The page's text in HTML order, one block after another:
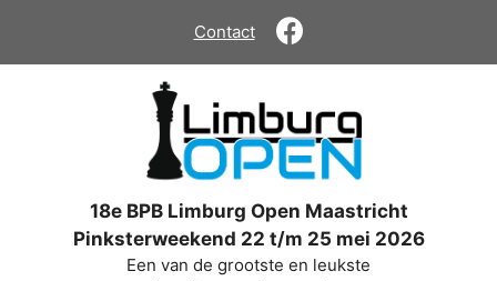
de
Contact
18e BPB Limburg Open Maastricht
Pinksterweekend 22 t/m 25 mei 2026
Een van de grootste en leukste